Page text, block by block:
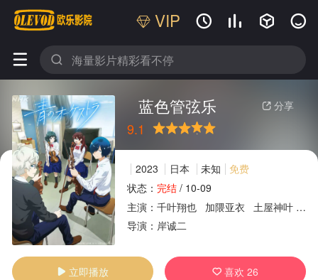
VIP    
 
 分享
蓝色管弦乐
9.1
很差较差还行推荐力荐
2023 日本 未知
免费
状态： 完结/ 10-09
主演： 千叶翔也 加隈亚衣 土屋神叶 佐
导演： 岸诚二
 立即播放  喜欢26